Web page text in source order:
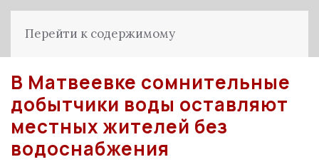
Перейти к содержимому
В Матвеевке сомнительные
добытчики воды оставляют
местных жителей без
водоснабжения